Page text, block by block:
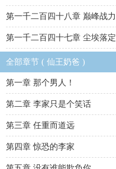
第一千二百四十八章 巅峰战力
第一千二百四十七章 尘埃落定
全部章节 ( 仙王奶爸 )
第一章 那个男人！
第二章 李家只是个笑话
第三章 任重而道远
第四章 惊恐的李家